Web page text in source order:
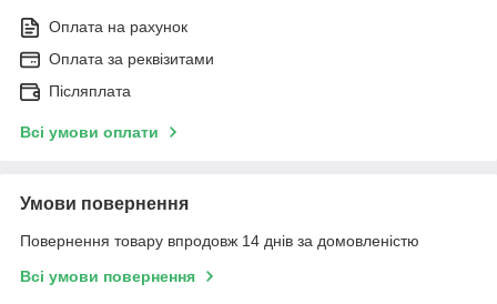
Оплата на рахунок
Оплата за реквізитами
Післяплата
Всі умови оплати
Умови повернення
Повернення товару впродовж 14 днів за домовленістю
Всі умови повернення